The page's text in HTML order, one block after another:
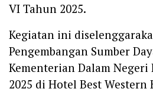
VI Tahun 2025.
Kegiatan ini
Pengembangan Sumber
Kementerian Dalam Negeri
2025 di Hotel Best Western